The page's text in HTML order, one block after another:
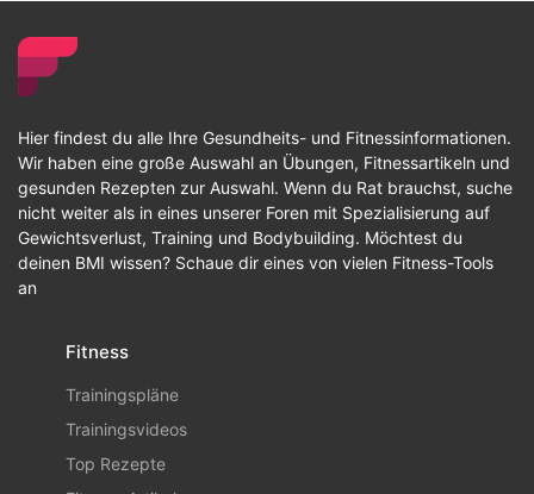
Hier findest du alle Ihre Gesundheits- und Fitnessinformationen.
Wir haben eine große Auswahl an Übungen, Fitnessartikeln und
gesunden Rezepten zur Auswahl. Wenn du Rat brauchst, suche
nicht weiter als in eines unserer Foren mit Spezialisierung auf
Gewichtsverlust, Training und Bodybuilding. Möchtest du
deinen BMI wissen? Schaue dir eines von vielen Fitness-Tools
an
Fitness
Trainingspläne
Trainingsvideos
Top Rezepte